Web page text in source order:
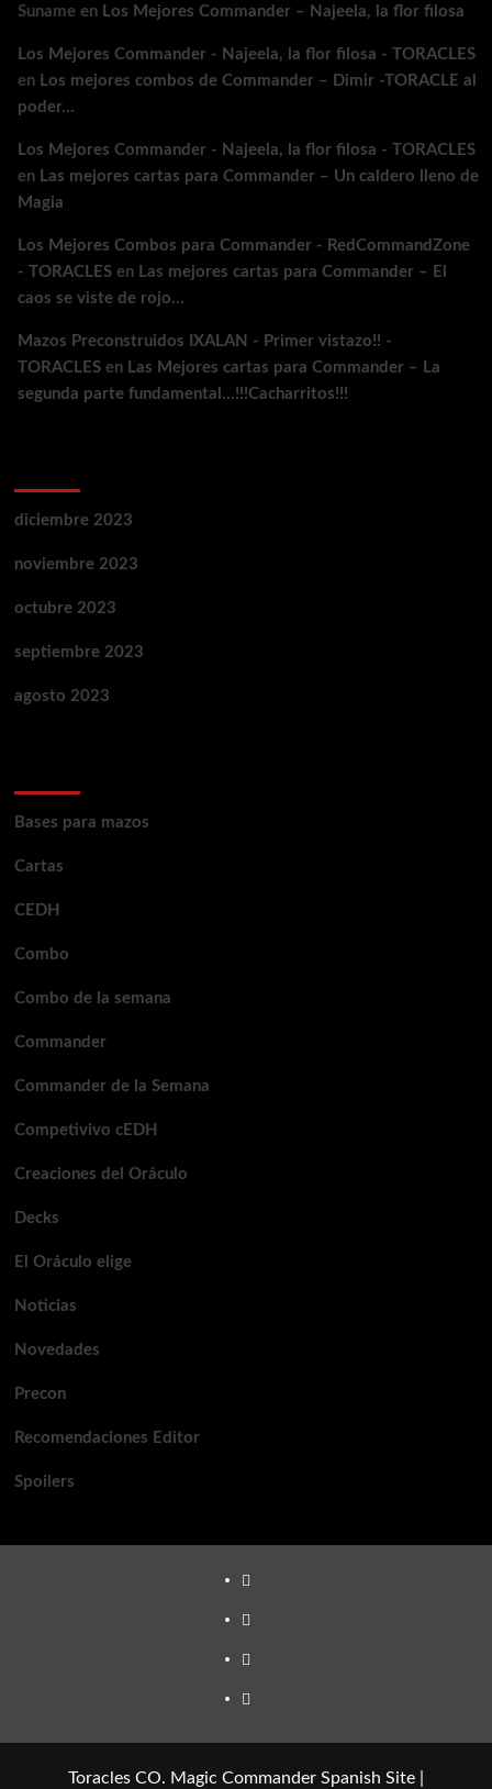
Sunameen Los Mejores Commander – Najeela, la flor filosa
Los Mejores Commander - Najeela, la flor filosa - TORACLES
en Los mejores combos de Commander – Dimir -TORACLE al
poder…
Los Mejores Commander - Najeela, la flor filosa - TORACLES
en Las mejores cartas para Commander – Un caldero lleno de
Magia
Los Mejores Combos para Commander - RedCommandZone
- TORACLESen Las mejores cartas para Commander – El
caos se viste de rojo…
Mazos Preconstruidos IXALAN - Primer vistazo!! -
TORACLESen Las Mejores cartas para Commander – La
segunda parte fundamental…!!!Cacharritos!!!
diciembre 2023
noviembre 2023
octubre 2023
septiembre 2023
agosto 2023
Bases para mazos
Cartas
CEDH
Combo
Combo de la semana
Commander
Commander de la Semana
Competivivo cEDH
Creaciones del Oráculo
Decks
El Oráculo elige
Noticias
Novedades
Precon
Recomendaciones Editor
Spoilers
TikTok
Youtube
Twitter
Instagram
Toracles CO. Magic Commander Spanish Site